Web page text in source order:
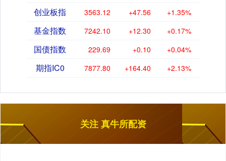
创业板指 3563.12 +47.56 +1.35%
基金指数 7242.10 +12.30 +0.17%
国债指数 229.69 +0.10 +0.04%
期指IC0 7877.80 +164.40 +2.13%
关注 真牛所配资